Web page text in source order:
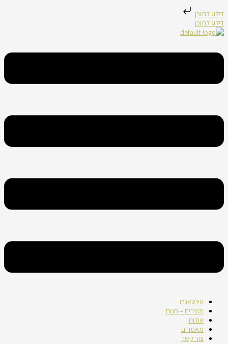
דילוג לתוכן
דילוג לתוכן
אינטאגרו
מוצרים – חנות
אודות
מאמרים
צור קשר